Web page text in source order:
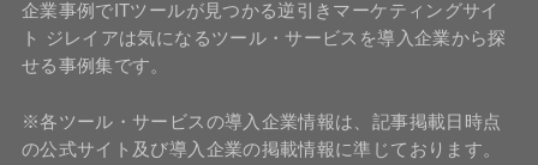
企業事例でITツールが見つかる逆引きマーケティングサイ
ト ジレイアは気になるツール・サービスを導入企業から探
せる事例集です。
※各ツール・サービスの導入企業情報は、記事掲載日時点
の公式サイト及び導入企業の掲載情報に準じております。